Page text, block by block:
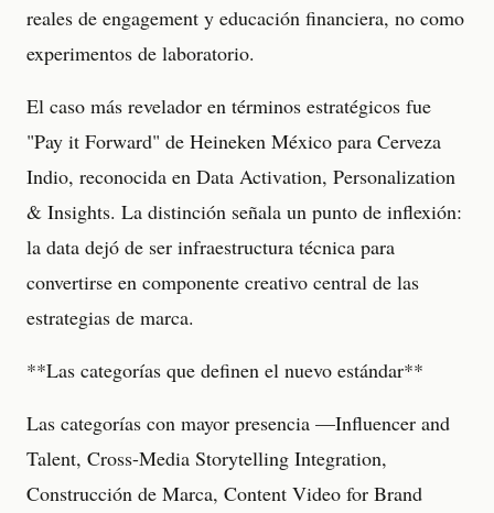
reales de engagement y educación financiera, no como
experimentos de laboratorio.
El caso más revelador en términos estratégicos fue
"Pay it Forward" de Heineken México para Cerveza
Indio, reconocida en Data Activation, Personalization
& Insights. La distinción señala un punto de inflexión:
la data dejó de ser infraestructura técnica para
convertirse en componente creativo central de las
estrategias de marca.
**Las categorías que definen el nuevo estándar**
Las categorías con mayor presencia —Influencer and
Talent, Cross-Media Storytelling Integration,
Construcción de Marca, Content Video for Brand